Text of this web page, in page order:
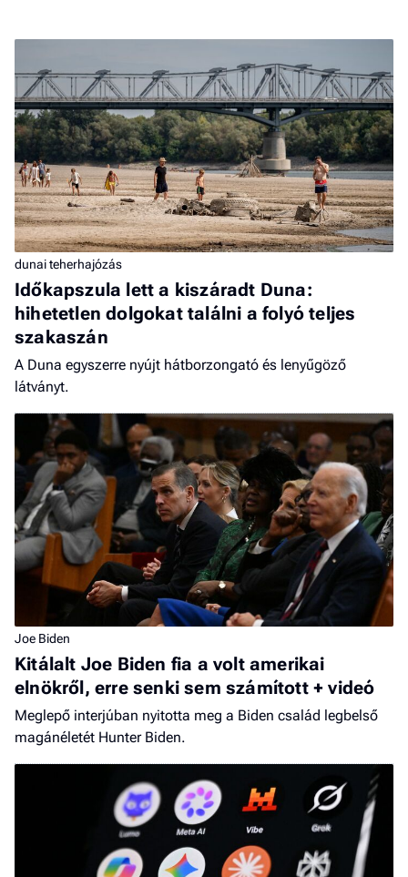
dunai teherhajózás
Időkapszula lett a kiszáradt Duna:
hihetetlen dolgokat találni a folyó teljes
szakaszán
A Duna egyszerre nyújt hátborzongató és lenyűgöző
látványt.
Joe Biden
Kitálalt Joe Biden fia a volt amerikai
elnökről, erre senki sem számított + videó
Meglepő interjúban nyitotta meg a Biden család legbelső
magánéletét Hunter Biden.